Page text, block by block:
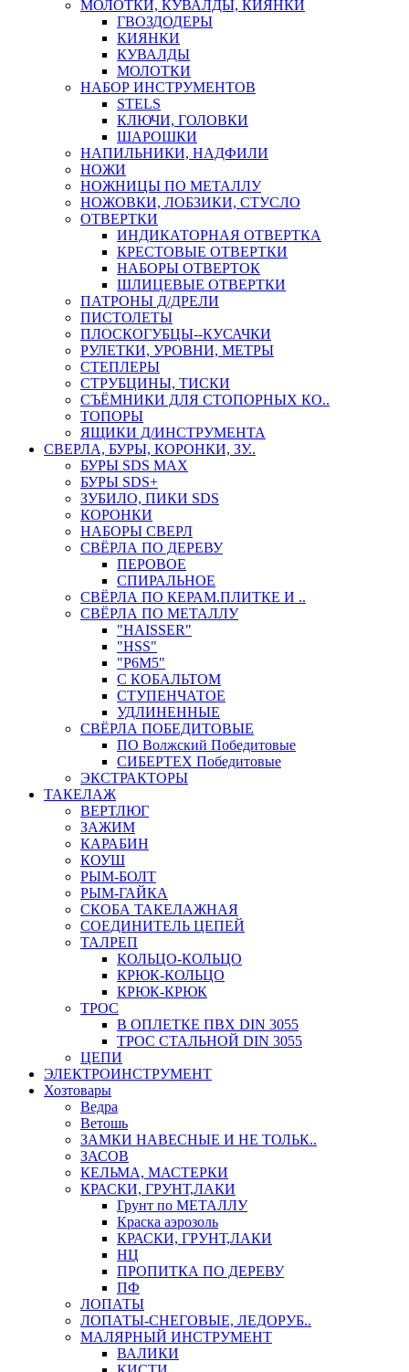
МОЛОТКИ, КУВАЛДЫ, КИЯНКИ
ГВОЗДОДЕРЫ
КИЯНКИ
КУВАЛДЫ
МОЛОТКИ
НАБОР ИНСТРУМЕНТОВ
STELS
КЛЮЧИ, ГОЛОВКИ
ШАРОШКИ
НАПИЛЬНИКИ, НАДФИЛИ
НОЖИ
НОЖНИЦЫ ПО МЕТАЛЛУ
НОЖОВКИ, ЛОБЗИКИ, СТУСЛО
ОТВЕРТКИ
ИНДИКАТОРНАЯ ОТВЕРТКА
КРЕСТОВЫЕ ОТВЕРТКИ
НАБОРЫ ОТВЕРТОК
ШЛИЦЕВЫЕ ОТВЕРТКИ
ПАТРОНЫ Д/ДРЕЛИ
ПИСТОЛЕТЫ
ПЛОСКОГУБЦЫ--КУСАЧКИ
РУЛЕТКИ, УРОВНИ, МЕТРЫ
СТЕПЛЕРЫ
СТРУБЦИНЫ, ТИСКИ
СЪЁМНИКИ ДЛЯ СТОПОРНЫХ КО..
ТОПОРЫ
ЯЩИКИ Д/ИНСТРУМЕНТА
СВЕРЛА, БУРЫ, КОРОНКИ, ЗУ..
БУРЫ SDS MAX
БУРЫ SDS+
ЗУБИЛО, ПИКИ SDS
КОРОНКИ
НАБОРЫ СВЕРЛ
СВЁРЛА ПО ДЕРЕВУ
ПЕРОВОЕ
СПИРАЛЬНОЕ
СВЁРЛА ПО КЕРАМ.ПЛИТКЕ И ..
СВЁРЛА ПО МЕТАЛЛУ
"HAISSER"
"HSS"
"Р6М5"
С КОБАЛЬТОМ
СТУПЕНЧАТОЕ
УДЛИНЕННЫЕ
СВЁРЛА ПОБЕДИТОВЫЕ
ПО Волжский Победитовые
СИБЕРТЕХ Победитовые
ЭКСТРАКТОРЫ
ТАКЕЛАЖ
ВЕРТЛЮГ
ЗАЖИМ
КАРАБИН
КОУШ
РЫМ-БОЛТ
РЫМ-ГАЙКА
СКОБА ТАКЕЛАЖНАЯ
СОЕДИНИТЕЛЬ ЦЕПЕЙ
ТАЛРЕП
КОЛЬЦО-КОЛЬЦО
КРЮК-КОЛЬЦО
КРЮК-КРЮК
ТРОС
В ОПЛЕТКЕ ПВХ DIN 3055
ТРОС СТАЛЬНОЙ DIN 3055
ЦЕПИ
ЭЛЕКТРОИНСТРУМЕНТ
Хозтовары
Ведра
Ветошь
ЗАМКИ НАВЕСНЫЕ И НЕ ТОЛЬК..
ЗАСОВ
КЕЛЬМА, МАСТЕРКИ
КРАСКИ, ГРУНТ,ЛАКИ
Грунт по МЕТАЛЛУ
Краска аэрозоль
КРАСКИ, ГРУНТ,ЛАКИ
НЦ
ПРОПИТКА ПО ДЕРЕВУ
ПФ
ЛОПАТЫ
ЛОПАТЫ-СНЕГОВЫЕ, ЛЕДОРУБ..
МАЛЯРНЫЙ ИНСТРУМЕНТ
ВАЛИКИ